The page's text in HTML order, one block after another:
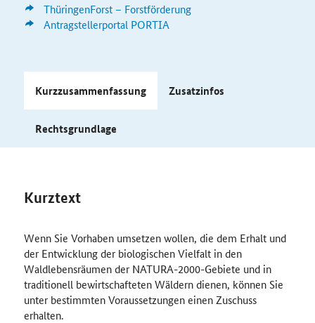
ThüringenForst – Forstförderung
Antragstellerportal PORTIA
Kurzzusammenfassung Zusatzinfos
Rechtsgrundlage
Kurztext
Wenn Sie Vorhaben umsetzen wollen, die dem Erhalt und
der Entwicklung der biologischen Vielfalt in den
Waldlebensräumen der NATURA-2000-Gebiete und in
traditionell bewirtschafteten Wäldern dienen, können Sie
unter bestimmten Voraussetzungen einen Zuschuss
erhalten.